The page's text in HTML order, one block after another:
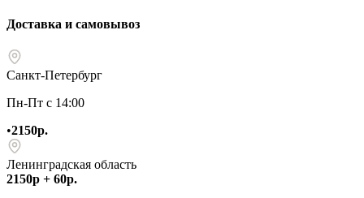
Доставка и самовывоз
Санкт-Петербург
Пн-Пт с 14:00
•2150р.
Ленинградская область
2150р + 60р.